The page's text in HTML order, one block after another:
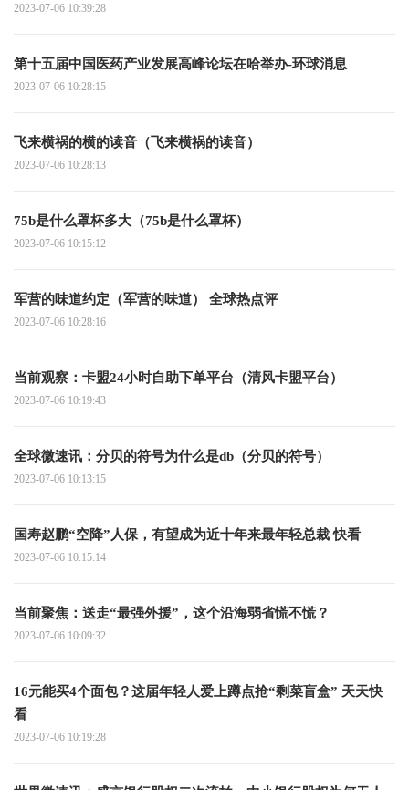
2023-07-06 10:39:28
第十五届中国医药产业发展高峰论坛在哈举办-环球消息
2023-07-06 10:28:15
飞来横祸的横的读音（飞来横祸的读音）
2023-07-06 10:28:13
75b是什么罩杯多大（75b是什么罩杯）
2023-07-06 10:15:12
军营的味道约定（军营的味道） 全球热点评
2023-07-06 10:28:16
当前观察：卡盟24小时自助下单平台（清风卡盟平台）
2023-07-06 10:19:43
全球微速讯：分贝的符号为什么是db（分贝的符号）
2023-07-06 10:13:15
国寿赵鹏“空降”人保，有望成为近十年来最年轻总裁 快看
2023-07-06 10:15:14
当前聚焦：送走“最强外援”，这个沿海弱省慌不慌？
2023-07-06 10:09:32
16元能买4个面包？这届年轻人爱上蹲点抢“剩菜盲盒” 天天快
看
2023-07-06 10:19:28